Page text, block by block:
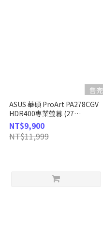
售完
ASUS 華碩 ProArt PA278CGV
HDR400專業螢幕 (27
型/2K/HDMI/DP/IPS/Type-C)
NT$9,900
NT$11,999